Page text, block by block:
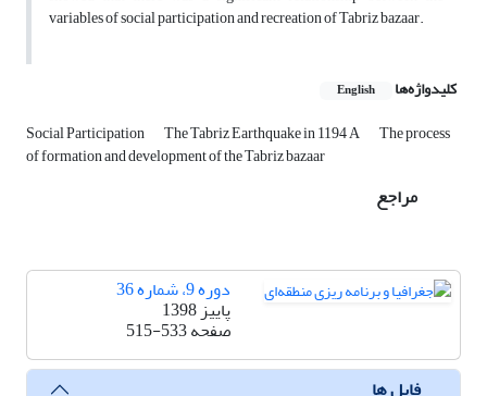
variables of social participation and recreation of Tabriz bazaar.
کلیدواژه‌ها English
Social Participation The Tabriz Earthquake in 1194 A The process
of formation and development of the Tabriz bazaar
مراجع
دوره 9، شماره 36
پاییز 1398
صفحه515-533
فایل ها